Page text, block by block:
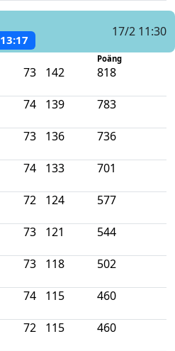
13:17
17/2 11:30
Poäng
73 142 818
74 139 783
73 136 736
74 133 701
72 124 577
73 121 544
73 118 502
74 115 460
72 115 460